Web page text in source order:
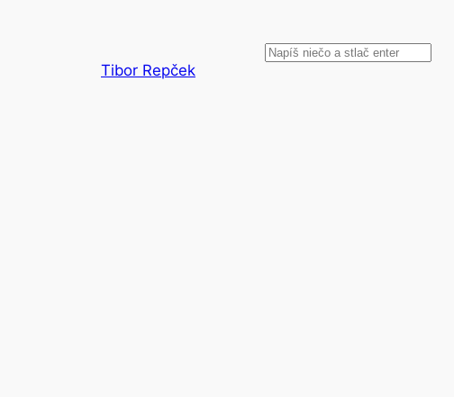
Tibor Repček
Hľadať